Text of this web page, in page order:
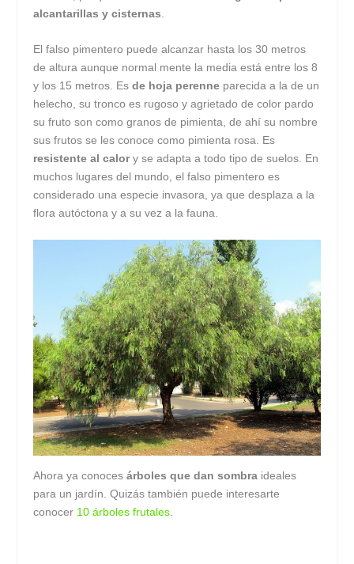
alcantarillas y cisternas
El falso pimentero puede alcanzar hasta los 30 metros
de altura aunque normal mente la media está entre los 8
y los 15 metros. Esde hoja perenne parecida a la de un
helecho, su tronco es rugoso y agrietado de color pardo
su fruto son como granos de pimienta, de ahí su nombre
sus frutos se les conoce como pimienta rosa. Es
resistente al calory se adapta a todo tipo de suelos. En
muchos lugares del mundo, el falso pimentero es
considerado una especie invasora, ya que desplaza a la
flora autóctona y a su vez a la fauna.
Ahora ya conocesárboles que dan sombra ideales
para un jardín. Quizás también puede interesarte
conocer 10 árboles frutales